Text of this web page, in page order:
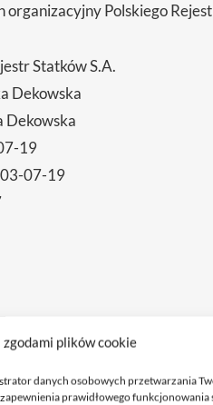
zgodami plików cookie
danych osobowych przetwarzania
prawidłowego funkcjonowania
Polskiego
Statków S.A.
Dekowska
Dekowska
19
07-19